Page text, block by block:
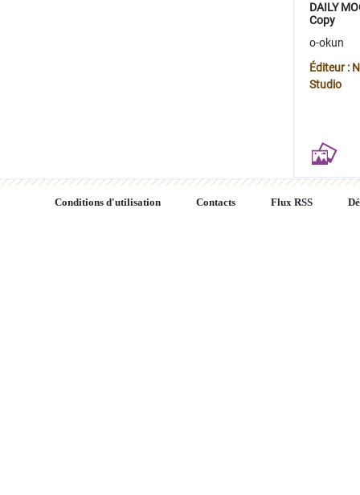
DAILY
Copy
o-okun
Éditeur :
Studio
Conditions d'utilisation Contacts Flux RSS